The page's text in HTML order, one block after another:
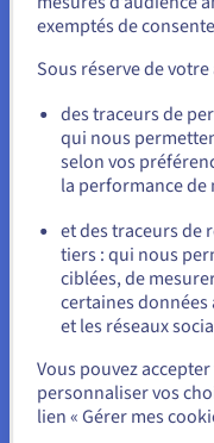
Découvrir Cloud
Data Platform
Réalisez et
temps record avec
collaborative et
Découvrir Data
Informatique
Explorez
plateforme unifiée :
algorithmes sur des
Pour commander,
Allez sur le site
Rester sur le site
Sélectionner un
exemptés de
Sous réserve de
des traceurs de
qui nous
selon vos
la performance de
et des traceurs de
tiers : qui nous
ciblées, de
certaines
et les réseaux
Vous pouvez
personnaliser vos
lien « Gérer mes